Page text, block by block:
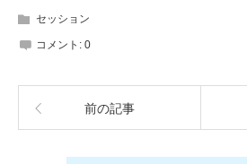
セッション
コメント: 0
前の記事